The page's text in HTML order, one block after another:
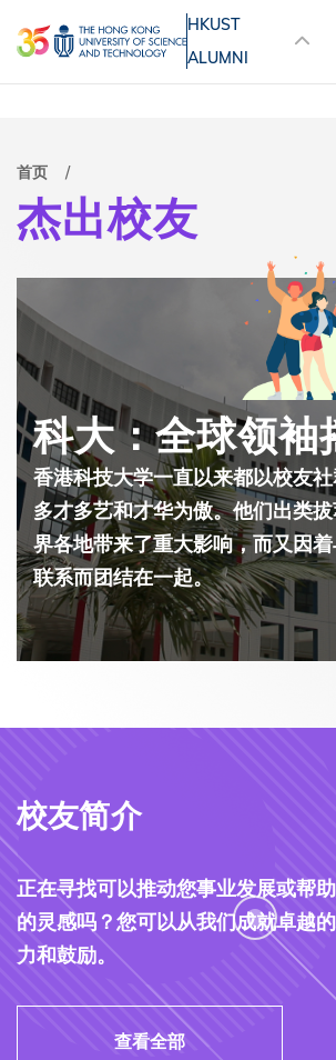
转
到
内
容
MORE ABOUT HKUST
UNIVERSITY NEWS
MAP & DIRECTIONS
HKUST
ALUMNI
面
包
屑
首页
杰出校友
科大：全球领袖
香港科技大学一直以来都以校友社
多才多艺和才华为傲。他们出类
界各地带来了重大影响，而又因
联系而团结在一起。
校友简介
正在寻找可以推动您事业发展或帮
的灵感吗？您可以从我们成就卓越
力和鼓励。
查看全部